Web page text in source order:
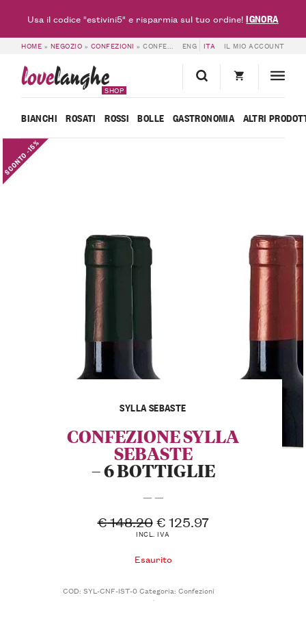
HOME » NEGOZIO » CONFEZIONI »CONFEZIONE SYLLA SEBASTE – 6 BOTTIGLIE ENG ITA IL MIO ACCOUNT
lovelanghe
SHOP
BIANCHI ROSATI ROSSI BOLLE GASTRONOMIA ALTRI
SCONTO -15%
SYLLA SEBASTE
CONFEZIONE SYLLA
SEBASTE
– 6 BOTTIGLIE
— —
€148.20 € 125.97
INCL. IVA
Esaurito
COD:SYL-CNF-IST-0Categoria:Confezioni
Usa il codice "estivini5" e risparmia sul tuo ordine!IGNORA